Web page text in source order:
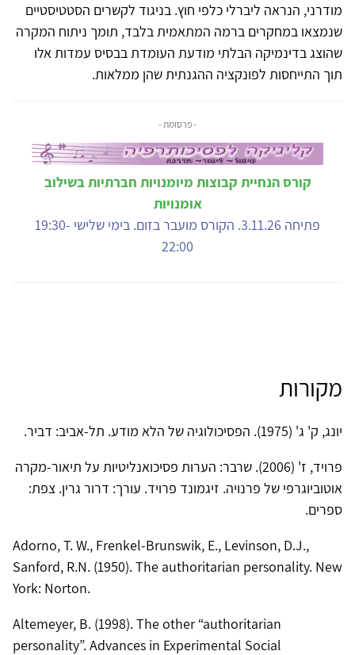
מודרני, הנראה ליברלי כלפי חוץ. בניגוד לקשרים הסטטיסטיים
שנמצאו במחקרים ברמה המתאמית בלבד, תומך ניתוח המקרה
שהוצג בדינמיקה הבלתי מודעת העומדת בבסיס עמדות אלו
תוך התייחסות לפונקציה ההגנתית שהן ממלאות.
- פרסומת -
קורס הנחיית קבוצות מיומנויות חברתיות בשילוב
אומנויות
פתיחה 3.11.26. הקורס מועבר בזום. בימי שלישי 19:30-
22:00
מקורות
יונג, ק' ג' (1975). הפסיכולוגיה של הלא מודע. תל-אביב: דביר.
פרויד, ז' (2006). שרבר: הערות פסיכואנליטיות על תיאור-מקרה
אוטוביוגרפי של פרנויה. זיגמונד פרויד. עורך: דרור גרין. צפת:
ספרים.
Adorno, T. W., Frenkel-Brunswik, E., Levinson, D.J.,
Sanford, R.N. (1950). The authoritarian personality. New
York: Norton.
Altemeyer, B. (1998). The other “authoritarian
personality”. Advances in Experimental Social